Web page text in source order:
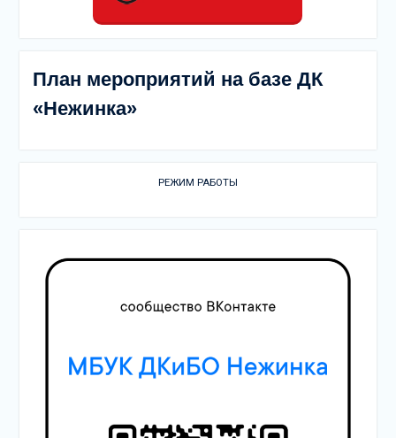
План мероприятий на базе ДК
«Нежинка»
РЕЖИМ РАБОТЫ